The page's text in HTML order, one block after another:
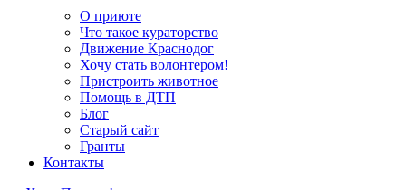
О приюте
Что такое кураторство
Движение Краснодог
Хочу стать волонтером!
Пристроить животное
Помощь в ДТП
Блог
Старый сайт
Гранты
Контакты